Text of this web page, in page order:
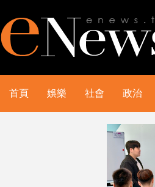
首頁 娛樂 社會 政治